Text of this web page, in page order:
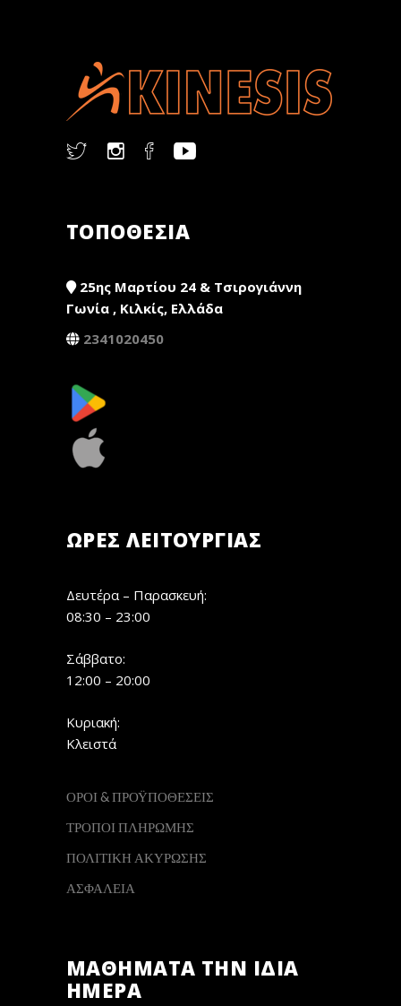
ΤΟΠΟΘΕΣΙΑ
25ης Μαρτίου 24 & Τσιρογιάννη
Γωνία , Κιλκίς, Ελλάδα
2341020450
ΏΡΕΣ ΛΕΙΤΟΥΡΓΊΑΣ
Δευτέρα – Παρασκευή:
08:30 – 23:00
Σάββατο:
12:00 – 20:00
Κυριακή:
Κλειστά
ΟΡΟΙ & ΠΡΟΫΠΟΘΕΣΕΙΣ
ΤΡΟΠΟΙ ΠΛΗΡΩΜΗΣ
ΠΟΛΙΤΙΚΗ ΑΚΥΡΩΣΗΣ
ΑΣΦΑΛΕΙΑ
ΜΑΘΗΜΑΤΑ ΤΗΝ ΙΔΙΑ
ΗΜΕΡΑ